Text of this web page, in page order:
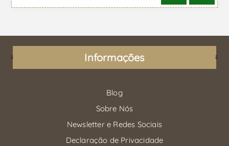
Informações
Blog
Sobre Nós
Newsletter e Redes Sociais
Declaração de Privacidade